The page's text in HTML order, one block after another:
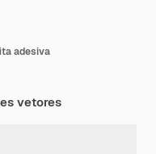
adesiva
vetores